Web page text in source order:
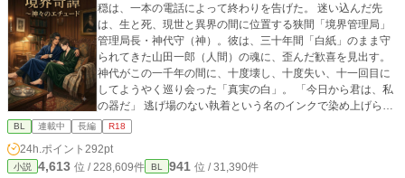
穏は、一本の電話によって終わりを告げた。 迷い込んだ先
は、生と死、現世と異界の間に位置する狭間「境界管理局」
管理局長・神代守（神）。彼は、三十年間「白紙」のまま守
られてきた山田一郎（人間）の魂に、歪んだ歓喜を見出す。
神代がこの一千年の間に、十度壊し、十度失い、十一回目に
してようやく巡り会った「真実の白」。 「今日から君は、私
の器だ」 逃げ場のない執着という名のインクで染め上げら
れ、精神を、肉体を、そしてわずかな善意さえも蹂躙されて
いく山田。 だが、その絶望を奏でているのは神代だけではな
い。 享楽を貪る神、静謐を尊ぶ神――それぞれの領土を統べ
る神々と、その影に縛り付けられた「器」たち。 彼らが奏で
BL 連載中 長編 R18
24h.ポイント 292pt
小説 4,613 位 / 228,609件 BL 941 位 / 31,390件